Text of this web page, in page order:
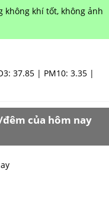
không khí tốt, không ảnh
37.85 | PM10: 3.35 |
của hôm nay